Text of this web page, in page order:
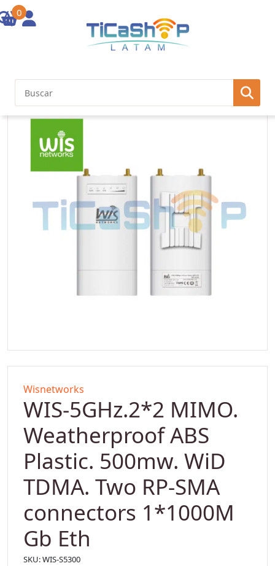
0
Plastic. 500mw. WiD TDMA. Two RP-SMA connectors 1*1000M Gb Eth
Wisnetworks
WIS-5GHz.2*2 MIMO.
Weatherproof ABS
Plastic. 500mw. WiD
TDMA. Two RP-SMA
connectors 1*1000M
Gb Eth
SKU:WIS-S5300